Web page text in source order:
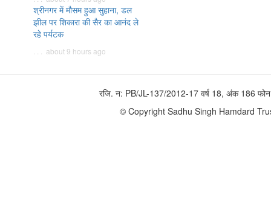
श्रीनगर में मौसम हुआ सुहाना, डल
झील पर शिकारा की सैर का आनंद ले
रहे पर्यटक
. . . about 9 hours ago
रजि. न: PB/JL-137/2012-17 वर्ष 18, अंक 186
© Copyright Sadhu Singh Hamdard